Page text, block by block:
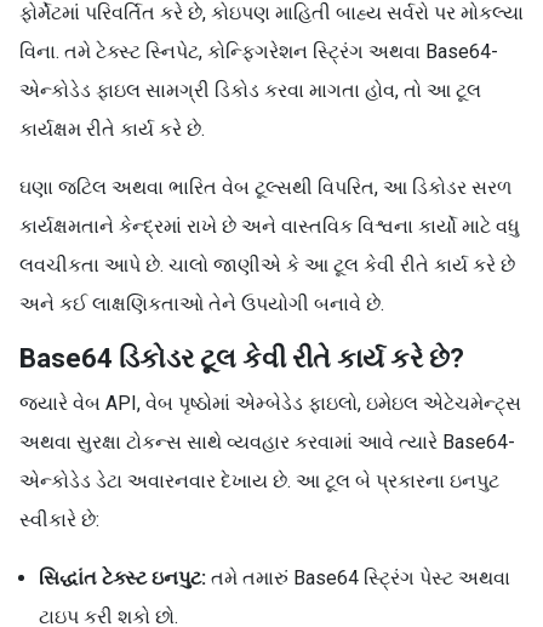
ફોર્મેટમાં પરિવર્તિત કરે છે, કોઇપણ માહિતી બાહ્ય સર્વરો પર મોકલ્યા
વિના. તમે ટેક્સ્ટ સ્નિપેટ, કોન્ફિગરેશન સ્ટ્રિંગ અથવા Base64-
એન્કોડેડ ફાઇલ સામગ્રી ડિકોડ કરવા માગતા હોવ, તો આ ટૂલ
કાર્યક્ષમ રીતે કાર્ય કરે છે.
ઘણા જટિલ અથવા ભારિત વેબ ટૂલ્સથી વિપરિત, આ ડિકોડર સરળ
કાર્યક્ષમતાને કેન્દ્રમાં રાખે છે અને વાસ્તવિક વિશ્વના કાર્યો માટે વધુ
લવચીકતા આપે છે. ચાલો જાણીએ કે આ ટૂલ કેવી રીતે કાર્ય કરે છે
અને કઈ લાક્ષણિકતાઓ તેને ઉપયોગી બનાવે છે.
Base64 ડિકોડર ટૂલ કેવી રીતે કાર્ય કરે છે?
જ્યારે વેબ API, વેબ પૃષ્ઠોમાં એમ્બેડેડ ફાઇલો, ઇમેઇલ એટેચમેન્ટ્સ
અથવા સુરક્ષા ટોકન્સ સાથે વ્યવહાર કરવામાં આવે ત્યારે Base64-
એન્કોડેડ ડેટા અવારનવાર દેખાય છે. આ ટૂલ બે પ્રકારના ઇનપુટ
સ્વીકારે છે:
સિદ્ધાંત ટેક્સ્ટ ઇનપુટ: તમે તમારું Base64 સ્ટ્રિંગ પેસ્ટ અથવા
ટાઇપ કરી શકો છો.